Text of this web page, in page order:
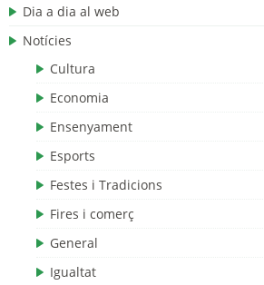
Dia a dia al web
Notícies
Cultura
Economia
Ensenyament
Esports
Festes i Tradicions
Fires i comerç
General
Igualtat